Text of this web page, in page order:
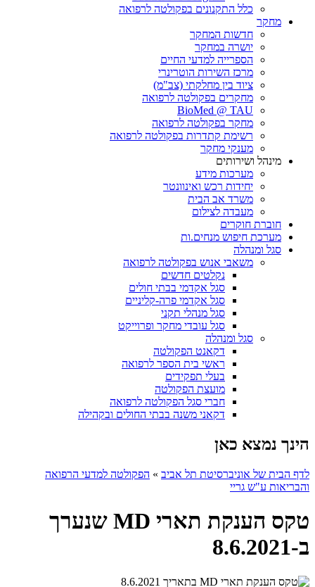
כלל התקנונים בפקולטה לרפואה
מחקר
חדשות המחקר
יושרה במחקר
הספרייה למדעי החיים
מרכז השירות הוטרינרי
ציוד בין מחלקתי (צב"מ)
מחקרים בפקולטה לרפואה
BioMed @ TAU
מחקר בפקולטה לרפואה
רשימת קתדרות בפקולטה לרפואה
מענקי מחקר
מינהל ושירותים
מערכות מידע
יחידות רכש ואינוונטר
משרד אב הבית
מעבדה לצילום
חוברת חוקרים
מערכת חיפוש מנחים.ות
סגל ומנהלה
משאבי אנוש בפקולטה לרפואה
נקלטים חדשים
סגל אקדמי בבתי חולים
סגל אקדמי פרה-קליניים
סגל מנהלי תקני
סגל עובדי מחקר ופרוייקט
סגל ומנהלה
דקאנט הפקולטה
ראשי בית הספר לרפואה
בעלי תפקידים
מועצת הפקולטה
חברי סגל הפקולטה לרפואה
דקאני משנה בבתי החולים ובקהילה
הינך נמצא כאן
לדף הבית של אוניברסיטת תל אביב » הפקולטה למדעי הרפואה
והבריאות ע"ש גריי
טקס הענקת תארי MD שנערך
ב-8.6.2021